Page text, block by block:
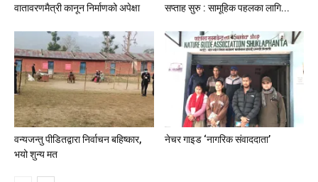
वातावरणमैत्री कानून निर्माणको अपेक्षा
सप्ताह सुरु : सामूहिक पहलका लागि...
वन्यजन्तु पीडितद्वारा निर्वाचन बहिष्कार,
भयो शुन्य मत
नेचर गाइड ‘नागरिक संवाददाता’